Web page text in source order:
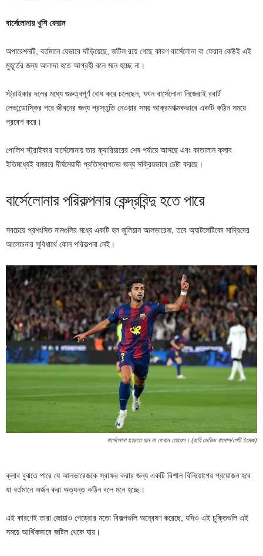
বার্সেলোনায় খুশি ফেরান
অপারেশনটি, বর্তমানে যেভাবে দাঁড়িয়েছে, জটিল রয়ে গেছে কারণ বার্সেলোনা বা ফেরান কেউই এই
মুহূর্তের জন্য আলাদা হতে আগ্রহী বলে মনে হচ্ছে না।
স্ট্রাইকার দলের মধ্যে গুরুত্বপূর্ণ বোধ করে চলেছেন, যখন বার্সেলোনা নিজেরাই রবার্ট
লেভান্ডোস্কির পরে জীবনের জন্য প্রস্তুতি নেওয়ার সময় আক্রমণাত্মকভাবে একটি কঠিন সময়ে
প্রবেশ করে।
পোলিশ স্ট্রাইকার বার্সেলোনায় তার ক্যারিয়ারের শেষ পর্যায়ে আসছে এবং কাতালান ক্লাব
ইতিমধ্যেই বাজারে দীর্ঘমেয়াদী প্রতিস্থাপনের জন্য সক্রিয়ভাবে চেষ্টা করছে।
বার্সেলোনার পরিকল্পনার কেন্দ্রবিন্দু হতে পারে
সবচেয়ে প্রশংসিত নামগুলির মধ্যে একটি হল জুলিয়ান আলভারেজ, তবে অ্যাটলেটিকো মাদ্রিদের
আলোচনার সুবিধার্থে কোন পরিকল্পনা নেই।
বার্সেলোনা ছাড়তে চান না ফেরান তোরেস। (ছবি ডেভিড রামোস/গেটি ইমেজ)
ক্লাব বুঝতে পারে যে আলভারেজকে স্বাক্ষর করার জন্য একটি বিশাল বিনিয়োগের প্রয়োজন হবে
যা বর্তমানে অর্জন করা অত্যন্ত কঠিন বলে মনে হচ্ছে।
এই কারণেই তারা জোয়াও পেড্রোর মতো বিকল্পগুলি অন্বেষণ করেছে, যদিও এই চুক্তিগুলি এই
সময়ে আর্থিকভাবে জটিল থেকে যায়।